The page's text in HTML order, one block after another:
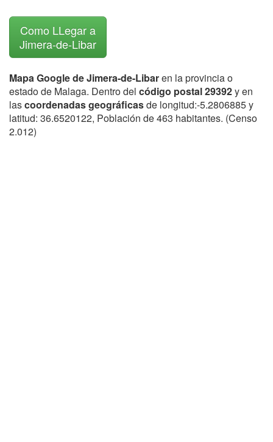
Como LLegar a
Jimera-de-Libar
Mapa Google de Jimera-de-Libaren la provincia o
estado de Malaga. Dentro del código postal 29392y en
lascoordenadas geográficasde longitud:-5.2806885 y
latitud: 36.6520122, Población de 463 habitantes. (Censo
2.012)